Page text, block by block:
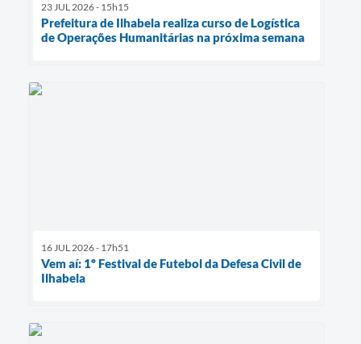
23 JUL 2026 - 15h15
Prefeitura de Ilhabela realiza curso de Logística
de Operações Humanitárias na próxima semana
16 JUL 2026 - 17h51
Vem aí: 1º Festival de Futebol da Defesa Civil de
Ilhabela